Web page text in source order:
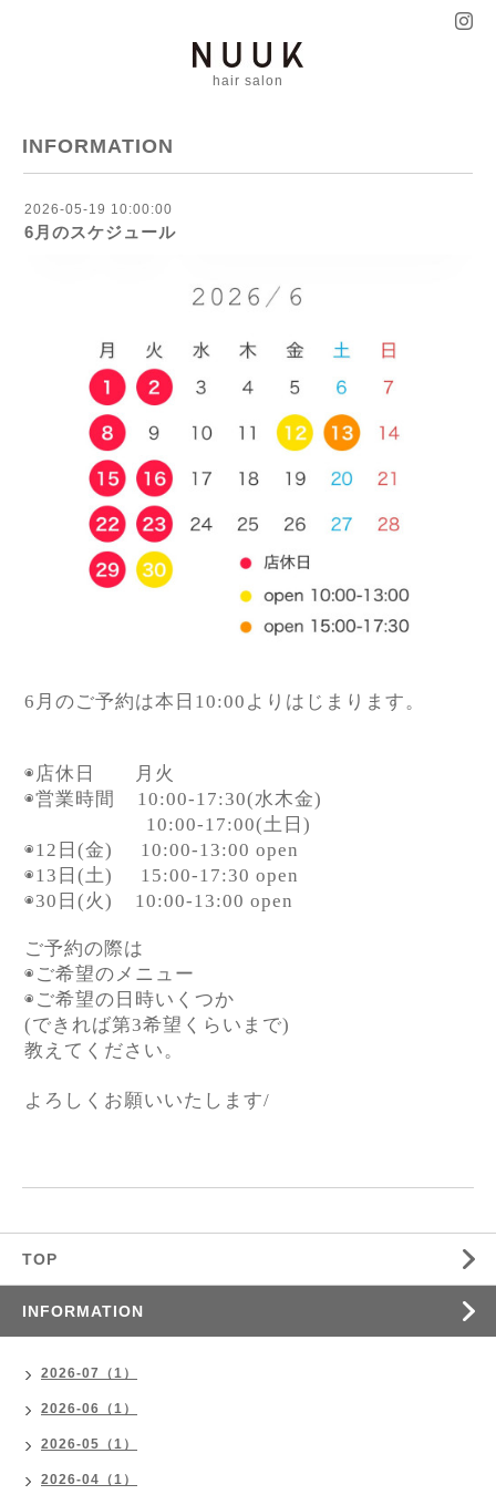
hair salon
INFORMATION
2026-05-19 10:00:00
6月のスケジュール
6月のご予約は本日10:00よりはじまります。
◉店休日 月火
◉営業時間
10:00-17:30(水木金)
10:00-17:00(土日)
◉12日(金)
10:00-13:00 open
◉13日(土)
15:00-17:30 open
◉30日(火)
10:00-13:00 open
ご予約の際は
◉ご希望のメニュー
◉ご希望の日時いくつか
(できれば第3希望くらいまで)
教えてください。
よろしくお願いいたします/
TOP
INFORMATION
2026-07（1）
2026-06（1）
2026-05（1）
2026-04（1）